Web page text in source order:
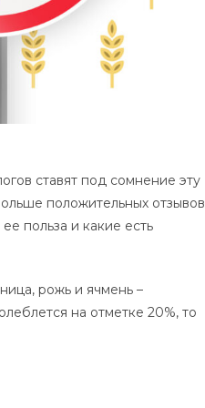
ставят под сомнение эту
положительных отзывов
польза и какие есть
рожь и ячмень –
на отметке 20%, то